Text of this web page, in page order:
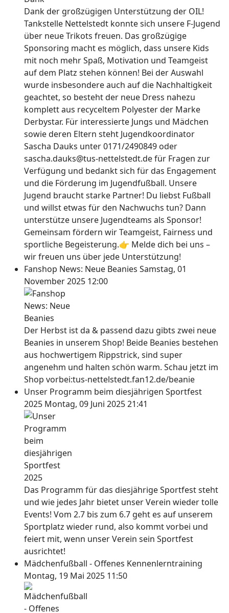
Dank der großzügigen Unterstützung der OIL!
Tankstelle Nettelstedt konnte sich unsere F-Jugend
über neue Trikots freuen. Das großzügige
Sponsoring macht es möglich, dass unsere Kids
mit noch mehr Spaß, Motivation und Teamgeist
auf dem Platz stehen können! Bei der Auswahl
wurde insbesondere auch auf die Nachhaltigkeit
geachtet, so besteht der neue Dress nahezu
komplett aus recyceltem Polyester der Marke
Derbystar. Für interessierte Jungs und Mädchen
sowie deren Eltern steht Jugendkoordinator
Sascha Dauks unter 0171/2490849 oder
sascha.dauks@tus-nettelstedt.de für Fragen zur
Verfügung und bedankt sich für das Engagement
und die Förderung im Jugendfußball. Unsere
Jugend braucht starke Partner! Du liebst Fußball
und willst etwas für den Nachwuchs tun? Dann
unterstütze unsere Jugendteams als Sponsor!
Gemeinsam fördern wir Teamgeist, Fairness und
sportliche Begeisterung.👉 Melde dich bei uns –
wir freuen uns über jede Unterstützung!
Fanshop News: Neue Beanies Samstag, 01
November 2025 12:00
Der Herbst ist da & passend dazu gibts zwei neue
Beanies in unserem Shop! Beide Beanies bestehen
aus hochwertigem Rippstrick, sind super
angenehm und halten schön warm. Schau jetzt im
Shop vorbei:tus-nettelstedt.fan12.de/beanie
Unser Programm beim diesjährigen Sportfest
2025 Montag, 09 Juni 2025 21:41
Das Programm für das diesjährige Sportfest steht
und wie jedes Jahr bietet unser Verein wieder tolle
Events! Vom 2.7 bis zum 6.7 geht es auf unserem
Sportplatz wieder rund, also kommt vorbei und
feiert mit, wenn unser Verein sein Sportfest
ausrichtet!
Mädchenfußball - Offenes Kennenlerntraining
Montag, 19 Mai 2025 11:50